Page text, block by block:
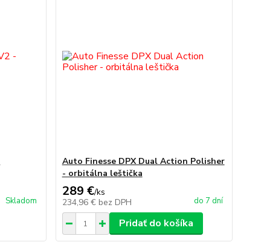
Skladom
Auto Finesse DPX Dual Action Polisher
- orbitálna leštička
289 €/ks
234,96 € bez DPH do 7 dní
Pridať do košíka